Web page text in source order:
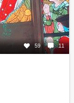
59 11